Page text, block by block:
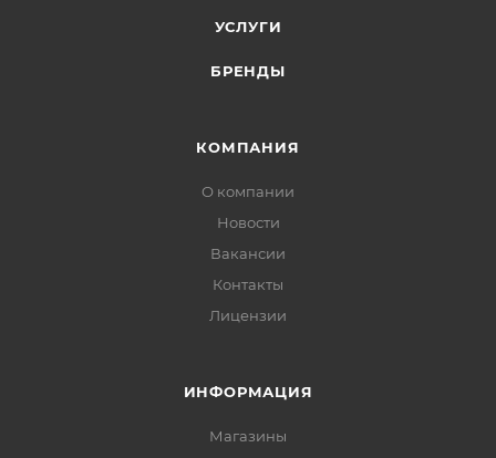
УСЛУГИ
БРЕНДЫ
КОМПАНИЯ
О компании
Новости
Вакансии
Контакты
Лицензии
ИНФОРМАЦИЯ
Магазины